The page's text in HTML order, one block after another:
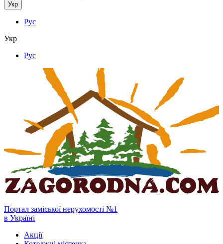
Укр
Рус
Укр
Рус
Портал заміської нерухомості №1
в Україні
Акції